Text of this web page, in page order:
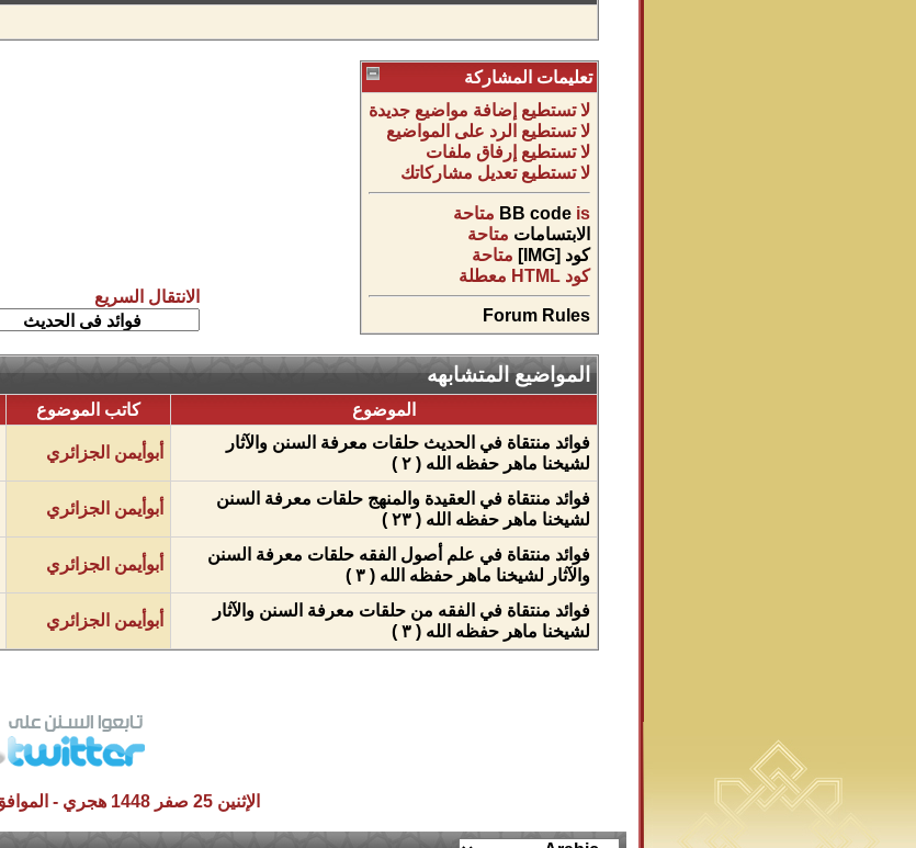
تعليمات المشاركة
لا تستطيع إضافة مواضيع جديدة
لا تستطيع الرد على المواضيع
لا تستطيع إرفاق ملفات
لا تستطيع تعديل مشاركاتك
BB code is
متاحة
الابتسامات متاحة
كود [IMG]
متاحة
كود HTML
معطلة
Forum Rules
الانتقال السريع
المواضيع المتشابهه
الموضوع كاتب الموضوع
فوائد منتقاة في الحديث حلقات معرفة السنن والآثار
لشيخنا ماهر حفظه الله ( ٢ )
أبوأيمن الجزائري
فوائد منتقاة في العقيدة والمنهج حلقات معرفة السنن
لشيخنا ماهر حفظه الله ( ٢٣ )
أبوأيمن الجزائري
فوائد منتقاة في علم أصول الفقه حلقات معرفة السنن
والآثار لشيخنا ماهر حفظه الله ( ٣ )
أبوأيمن الجزائري
فوائد منتقاة في الفقه من حلقات معرفة السنن والآثار
لشيخنا ماهر حفظه الله ( ٣ )
أبوأيمن الجزائري
الإثنين 25 صفر 1448 هجري - الموافق لـ 10 سبتمبر 2026 م